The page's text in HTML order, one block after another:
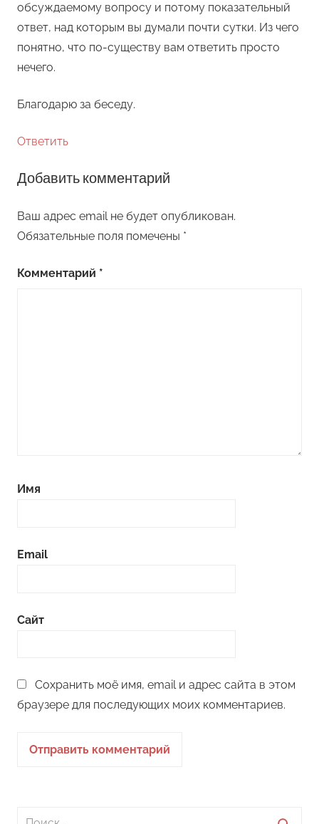
обсуждаемому вопросу и потому показательный
ответ, над которым вы думали почти сутки. Из чего
понятно, что по-существу вам ответить просто
нечего.
Благодарю за беседу.
Ответить
Добавить комментарий
Ваш адрес email не будет опубликован.
Обязательные поля помечены *
Комментарий *
Имя
Email
Сайт
Сохранить моё имя, email и адрес сайта в этом
браузере для последующих моих комментариев.
Поиск